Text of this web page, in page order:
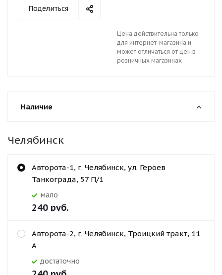
Поделиться
Цена действительна только
для интернет-магазина и
может отличаться от цен в
розничных магазинах
Наличие
Челябинск
Авторота-1, г. Челябинск, ул. Героев
Танкограда, 57 П/1
Мало
240 руб.
Авторота-2, г. Челябинск, Троицкий тракт, 11
А
Достаточно